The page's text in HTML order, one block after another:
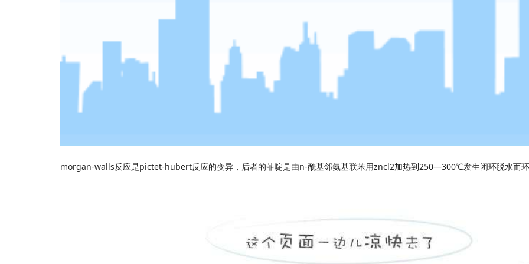
morgan-walls 反应是pictet-hubert反应的变异，后者的菲啶是由n-酰基邻氨基联苯用zncl2加热到 250—300℃发生闭环脱水而